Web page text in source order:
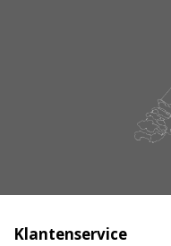
Klantenservice